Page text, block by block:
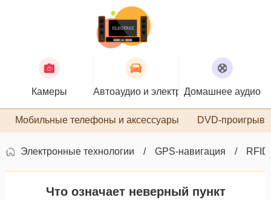
Камеры Автоаудио и электроникаДомашнее аудио
Мобильные телефоны и аксессуары DVD-
Электронные технологии GPS-навигация RFID
Что означает неверный пункт